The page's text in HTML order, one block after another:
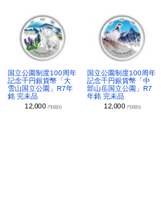
国立公園制度100周年
記念千円銀貨幣「大
雪山国立公園」R7年
銘 完未品
12,000 円(税別)
国立公園制度100周年
記念千円銀貨幣「中
部山岳国立公園」R7
年銘 完未品
12,000 円(税別)